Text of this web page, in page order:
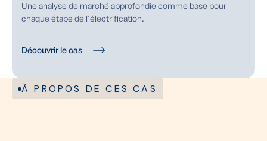
Une analyse de marché approfondie comme base pour
chaque étape de l'électrification.
Découvrir le cas
À PROPOS DE CES CAS